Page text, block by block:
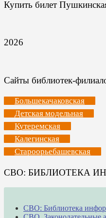
Купить билет
2026
Сайты библиотек-
Большекачаковская
Детская модельная
Кутеремская
Калегинская
Староорьебашевская
СВО: БИБЛИОТЕКА
СВО: Библиотека